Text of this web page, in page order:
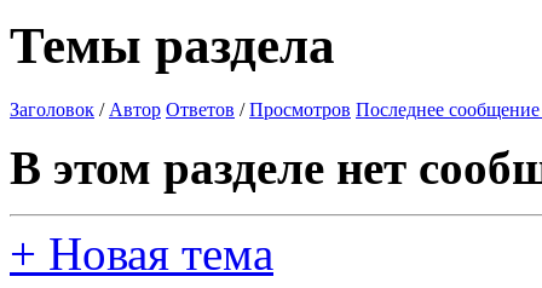
Темы раздела
Заголовок / Автор Ответов /Просмотров Последнее сообщение
В этом разделе нет
+ Новая тема